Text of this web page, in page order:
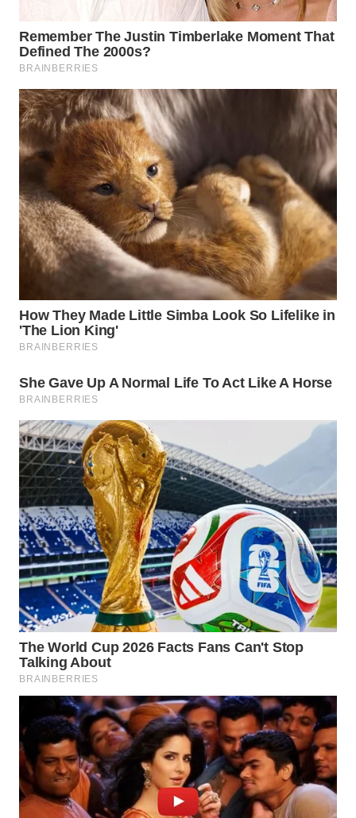
WN
BOROBUDUR
WN
MADURA
WN
WN
NATUNA
WN
WN
MANDALIKA
WN
WN
LABUANBAJO
WN
BORNEO
Wahana
Media
Group
WAHANA
NEWS
TANI
WAHANA
ADVOKAT
WAHANA